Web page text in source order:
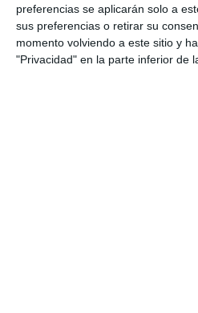
preferencias se aplicarán solo a
sus preferencias o retirar su
momento volviendo a este sitio y
"Privacidad" en la parte inferior de